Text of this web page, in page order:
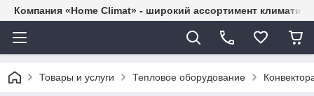
Компания «Home Climat» - широкий ассортимент
Товары и услуги Тепловое оборудование